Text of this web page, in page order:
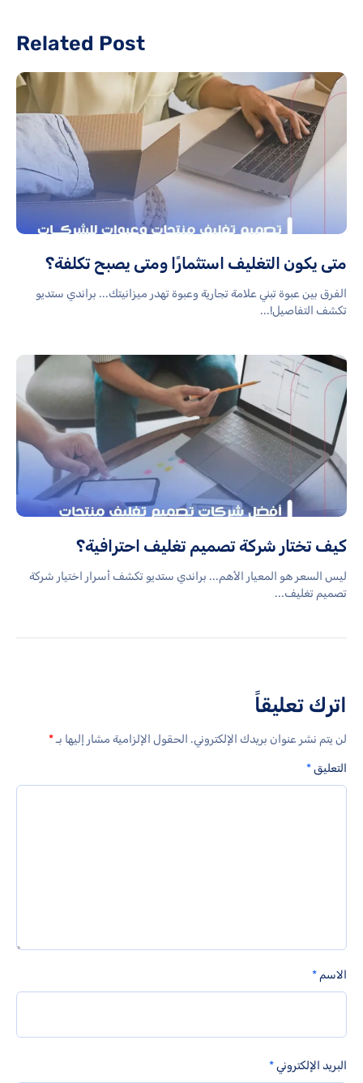
Related Post
متى يكون التغليف استثمارًا ومتى يصبح تكلفة؟
الفرق بين عبوة تبني علامة تجارية وعبوة تهدر ميزانيتك... براندي ستديو
تكشف التفاصيل!...
كيف تختار شركة تصميم تغليف احترافية؟
ليس السعر هو المعيار الأهم... براندي ستديو تكشف أسرار اختيار شركة
تصميم تغليف...
اترك تعليقاً
لن يتم نشر عنوان بريدك الإلكتروني. الحقول الإلزامية مشار إليها بـ*
التعليق*
الاسم *
البريد الإلكتروني*